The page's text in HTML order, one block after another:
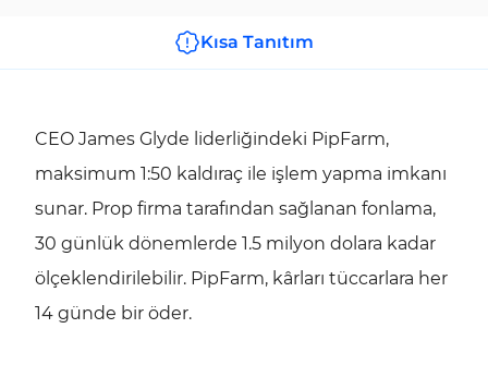
Kısa Tanıtım
CEO James Glyde liderliğindeki PipFarm,
maksimum 1:50 kaldıraç ile işlem yapma imkanı
sunar. Prop firma tarafından sağlanan fonlama,
30 günlük dönemlerde 1.5 milyon dolara kadar
ölçeklendirilebilir. PipFarm, kârları tüccarlara her
14 günde bir öder.